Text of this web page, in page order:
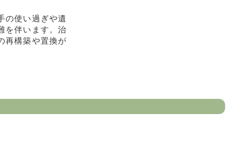
の使い過ぎや遺
を伴います。治
再構築や置換が